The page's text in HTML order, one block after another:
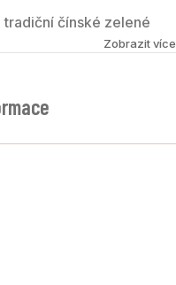
tradiční čínské zelené
protože sušenéZobrazit více